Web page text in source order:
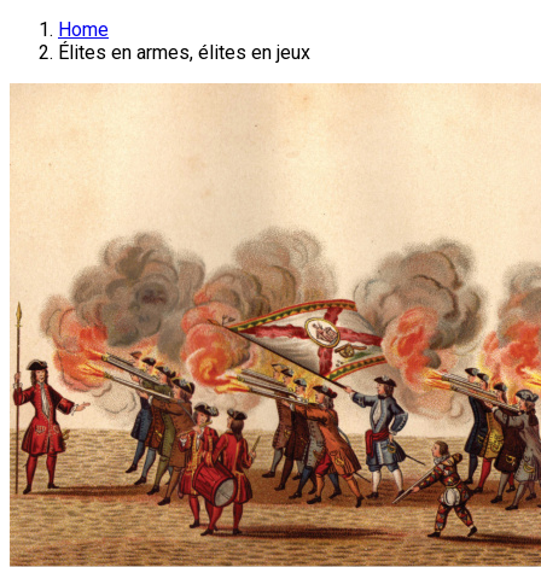
Home
Élites en armes, élites en jeux